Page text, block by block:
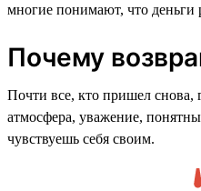
многие понимают, что деньги
Почему
Почти все, кто пришел снова,
атмосфера, уважение,
чувствуешь себя своим.